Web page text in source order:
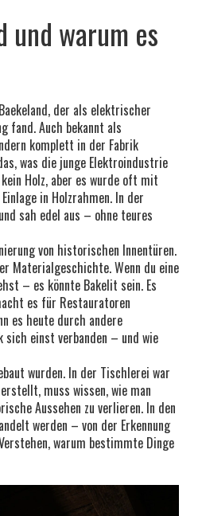
und warum es
der als elektrischer
fand. Auch bekannt als
komplett in der Fabrik
was die junge Elektroindustrie
Holz, aber es wurde oft mit
in Holzrahmen. In der
sah edel aus – ohne teures
von historischen Innentüren.
Materialgeschichte. Wenn du eine
– es könnte Bakelit sein. Es
es für Restauratoren
es heute durch andere
einst verbanden – und wie
wurden. In der Tischlerei war
muss wissen, wie man
Aussehen zu verlieren. In den
werden – von der Erkennung
warum bestimmte Dinge